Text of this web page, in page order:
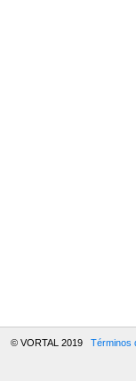
© VORTAL 2019 Términos